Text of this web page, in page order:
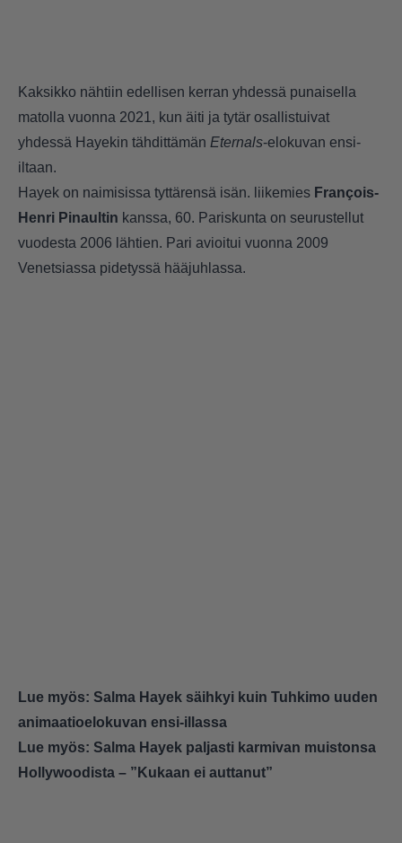
Kaksikko nähtiin edellisen kerran yhdessä punaisella
matolla vuonna 2021, kun äiti ja tytär osallistuivat
yhdessä Hayekin tähdittämän Eternals-elokuvan ensi-
iltaan.
Hayek on naimisissa tyttärensä isän. liikemies François-
Henri Pinaultin kanssa, 60. Pariskunta on seurustellut
vuodesta 2006 lähtien. Pari avioitui vuonna 2009
Venetsiassa pidetyssä hääjuhlassa.
Lue myös: Salma Hayek säihkyi kuin Tuhkimo uuden
animaatioelokuvan ensi-illassa
Lue myös: Salma Hayek paljasti karmivan muistonsa
Hollywoodista – ”Kukaan ei auttanut”